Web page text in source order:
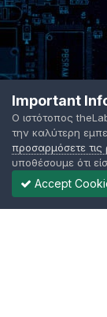
Important
Ο ιστότοπος
την καλύτερη
προσαρμόσετε
υποθέσουμε ότι
Accept